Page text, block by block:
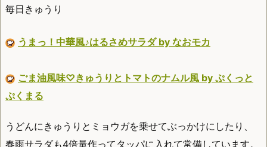
毎日きゅうり
うまっ！中華風♪はるさめサラダ by なおモカ
ごま油風味♡きゅうりとトマトのナムル風 by ぷくっと
ぷくまる
うどんにきゅうりとミョウガを乗せてぶっかけにしたり、
春雨サラダも4倍量作ってタッパに入れて常備しています。